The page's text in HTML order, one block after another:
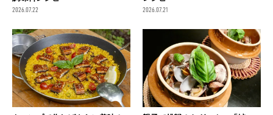
2026.07.22 2026.07.21